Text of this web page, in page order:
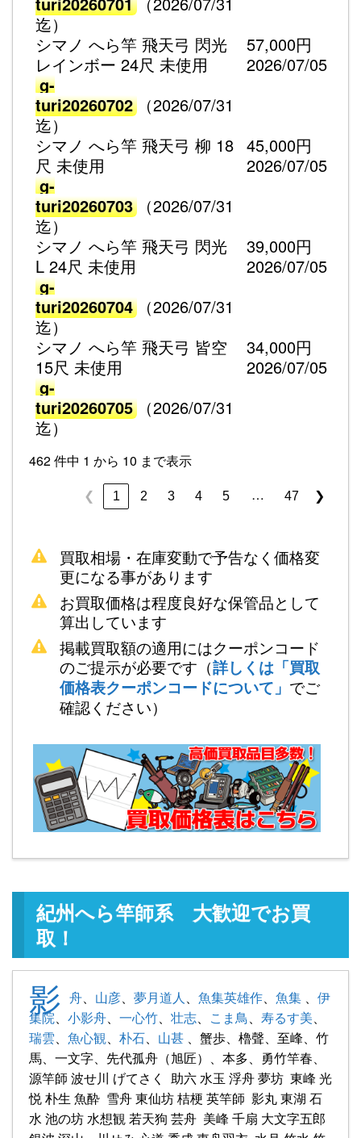
迄）
シマノ へら竿 飛天弓 閃光
レインボー 24尺 未使用
g-
turi20260702
（2026/07/31
迄）
57,000円
2026/07/05
シマノ へら竿 飛天弓 柳 18
尺 未使用
g-
turi20260703
（2026/07/31
迄）
45,000円
2026/07/05
シマノ へら竿 飛天弓 閃光
L 24尺 未使用
g-
turi20260704
（2026/07/31
迄）
39,000円
2026/07/05
シマノ へら竿 飛天弓 皆空
15尺 未使用
g-
turi20260705
（2026/07/31
迄）
34,000円
2026/07/05
462 件中 1 から 10 まで表示
❮ 1 2 3 4 5 … 47 ❯
買取相場・在庫変動で予告なく価格変
更になる事があります
お買取価格は程度良好な保管品として
算出しています
掲載買取額の適用にはクーポンコード
のご提示が必要です（詳しくは「買取
価格表クーポンコードについて」 でご
確認ください）
紀州へら竿師系 大歓迎でお買
取！
影 舟、 山彦、 夢月道人、 魚集英雄作、 魚集 、 伊
集院、 小影舟、 一心竹、 壮志、 こま鳥、 寿るす美、
瑞雲、 魚心観、 朴石、 山甚 、蟹歩、櫓聲、至峰、竹
馬、一文字、先代孤舟（旭匠）、本多、勇竹竿春、
源竿師 波せ川 げてさく 助六 水玉 浮舟 夢坊 東峰 光
悦 朴生 魚酔 雪舟 東仙坊 桔梗 英竿師 影丸 東湖 石
水 池の坊 水想観 若天狗 芸舟 美峰 千扇 大文字五郎